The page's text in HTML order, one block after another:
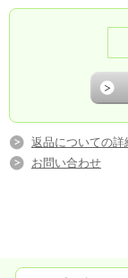
返品についての詳
お問い合わせ